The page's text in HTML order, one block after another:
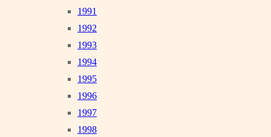
1991
1992
1993
1994
1995
1996
1997
1998